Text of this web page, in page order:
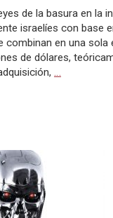
de la basura en la
israelíes con base
combinan en una sola
de dólares,
…